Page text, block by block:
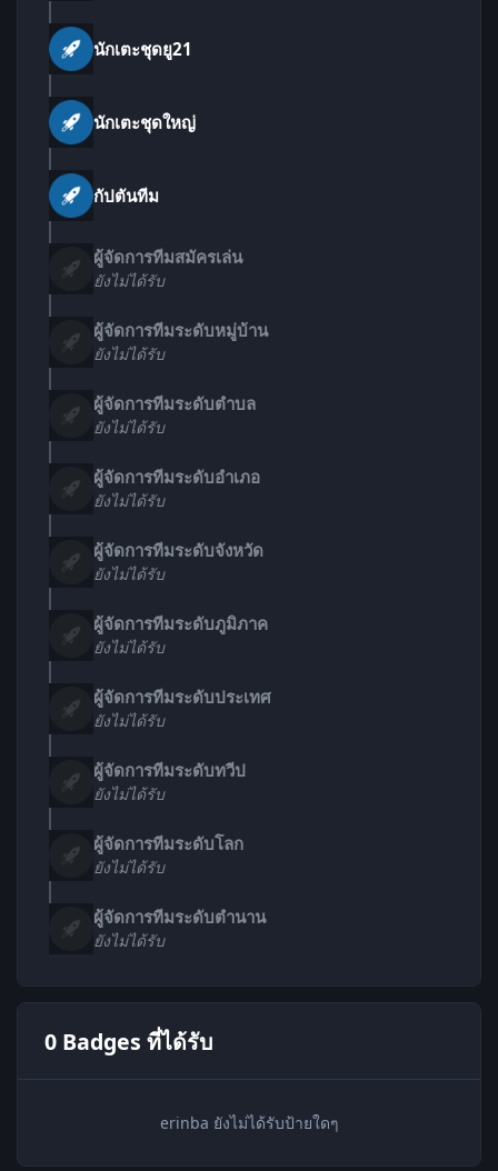
นักเตะชุดยู21
นักเตะชุดใหญ่
กัปตันทีม
ผู้จัดการทีมสมัครเล่น
ยังไม่ได้รับ
ผู้จัดการทีมระดับหมู่บ้าน
ยังไม่ได้รับ
ผู้จัดการทีมระดับตำบล
ยังไม่ได้รับ
ผู้จัดการทีมระดับอำเภอ
ยังไม่ได้รับ
ผู้จัดการทีมระดับจังหวัด
ยังไม่ได้รับ
ผู้จัดการทีมระดับภูมิภาค
ยังไม่ได้รับ
ผู้จัดการทีมระดับประเทศ
ยังไม่ได้รับ
ผู้จัดการทีมระดับทวีป
ยังไม่ได้รับ
ผู้จัดการทีมระดับโลก
ยังไม่ได้รับ
ผู้จัดการทีมระดับตำนาน
ยังไม่ได้รับ
0 Badges ที่ได้รับ
erinba ยังไม่ได้รับป้ายใดๆ